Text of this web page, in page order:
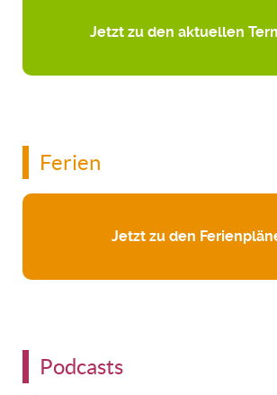
Jetzt zu den aktuellen
Ferien
Jetzt zu den
Podcasts